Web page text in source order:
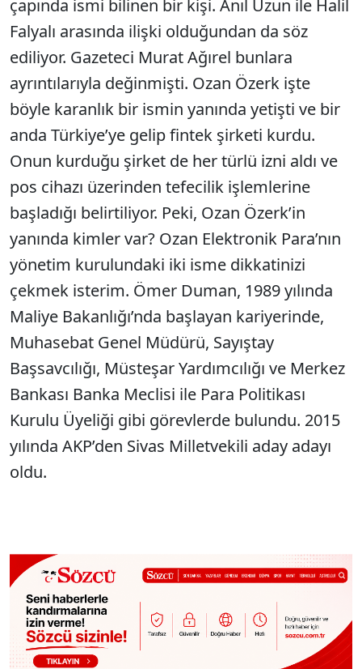
çapında ismi bilinen bir kişi. Anıl Uzun ile Halil
Falyalı arasında ilişki olduğundan da söz
ediliyor. Gazeteci Murat Ağırel bunlara
ayrıntılarıyla değinmişti. Ozan Özerk işte
böyle karanlık bir ismin yanında yetişti ve bir
anda Türkiye’ye gelip fintek şirketi kurdu.
Onun kurduğu şirket de her türlü izni aldı ve
pos cihazı üzerinden tefecilik işlemlerine
başladığı belirtiliyor. Peki, Ozan Özerk’in
yanında kimler var? Ozan Elektronik Para’nın
yönetim kurulundaki iki isme dikkatinizi
çekmek isterim. Ömer Duman, 1989 yılında
Maliye Bakanlığı’nda başlayan kariyerinde,
Muhasebat Genel Müdürü, Sayıştay
Başsavcılığı, Müsteşar Yardımcılığı ve Merkez
Bankası Banka Meclisi ile Para Politikası
Kurulu Üyeliği gibi görevlerde bulundu. 2015
yılında AKP’den Sivas Milletvekili aday adayı
oldu.